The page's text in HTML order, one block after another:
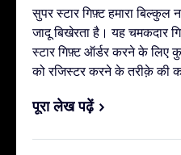
सुपर स्टार गिफ़्ट हमारा बिल्कुल
जादू बिखेरता है। यह चमकदार
स्टार गिफ़्ट ऑर्डर करने के लिए
को रजिस्टर करने के तरीक़े की
पूरा लेख पढ़ें